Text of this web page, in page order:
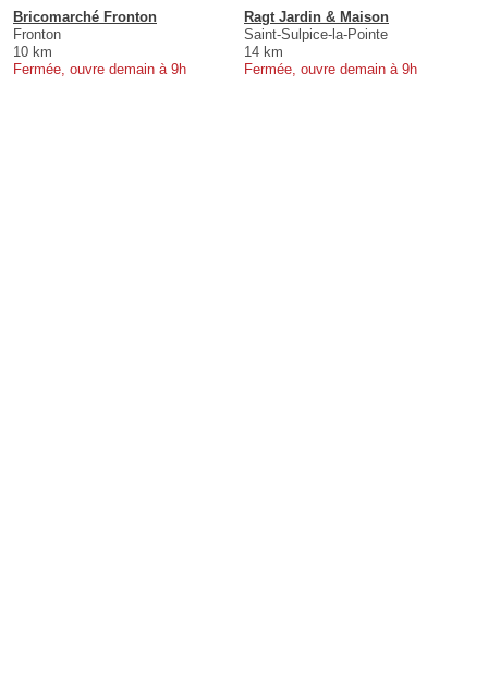
Bricomarché Fronton
Fronton
10 km
Fermée, ouvre demain à 9h
Ragt Jardin & Maison
Saint-Sulpice-la-Pointe
14 km
Fermée, ouvre demain à 9h